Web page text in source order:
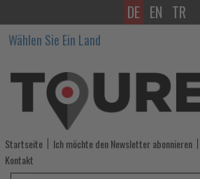
Wissen,
was
im
Tourismus
los
ist!
DE EN TR
Wählen Sie Ein Land
Startseite Ich möchte den Newsletter abonnieren
Kontakt